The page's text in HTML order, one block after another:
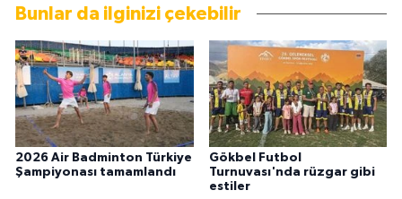
Bunlar da ilginizi çekebilir
2026 Air Badminton Türkiye
Şampiyonası tamamlandı
Gökbel Futbol
Turnuvası'nda rüzgar gibi
estiler